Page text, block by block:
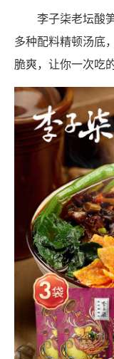
李子柒老坛酸
多种配料精顿汤底
脆爽，让你一次吃